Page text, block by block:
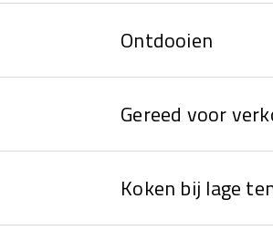
Ontdooien
Gereed voor
Koken bij lage